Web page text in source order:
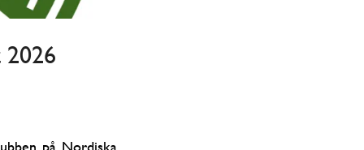
på Nordiska